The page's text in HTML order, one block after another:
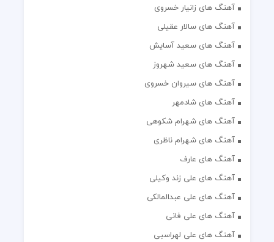
آهنگ های زانیار خسروی
آهنگ های سالار عقیلی
آهنگ های سعید آسایش
آهنگ های سعید شهروز
آهنگ های سیروان خسروی
آهنگ های شادمهر
آهنگ های شهرام شکوهی
آهنگ های شهرام ناظری
آهنگ های عارف
آهنگ های علی زند وکیلی
آهنگ های علی عبدالمالکی
آهنگ های علی فانی
آهنگ های علی لهراسبی